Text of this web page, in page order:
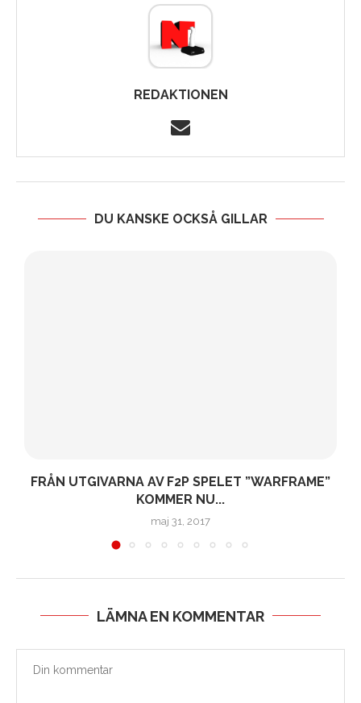
REDAKTIONEN
DU KANSKE OCKSÅ GILLAR
FRÅN UTGIVARNA AV F2P SPELET ”WARFRAME”
KOMMER NU...
maj 31, 2017
LÄMNA EN KOMMENTAR